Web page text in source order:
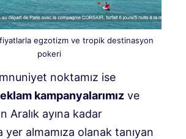
egzotizm ve tropik destinasyon
pokeri
noktamız ise
kampanyalarımız ve
Aralık ayına kadar
yer almamıza olanak tanıyan